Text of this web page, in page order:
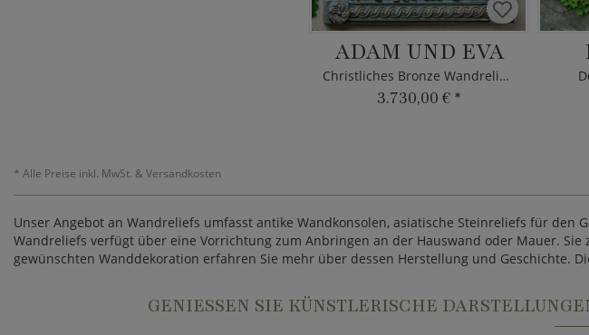
ADAM UND EVA
Christliches Bronze Wandrelief vom Künstler
3.730,00 € *
* Alle Preise inkl. MwSt. & Versandkosten
Unser Angebot an Wandreliefs umfasst antike Wandkonsolen, asiatische Steinreliefs für
Wandreliefs verfügt über eine Vorrichtung zum Anbringen an der Hauswand oder Mauer.
gewünschten Wanddekoration erfahren Sie mehr über dessen Herstellung und Geschichte.
GENIESSEN SIE KÜNSTLERISCHE